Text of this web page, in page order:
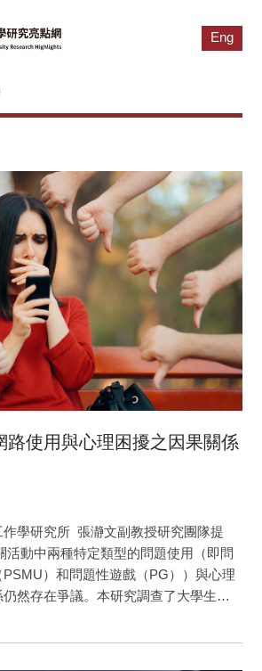
Eng
路使用與心理困擾之因果關係
作學研究所 張瀞文副教授研究團隊提
中兩種特定類型的問題使用（即問
）和問題性遊戲（PG））與心理
然存在爭議。本研究調查了大學生的